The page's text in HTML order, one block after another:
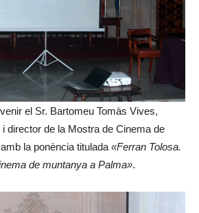
el Sr. Bartomeu Tomàs Vives,
director de la Mostra de Cinema de
la ponència titulada «Ferran Tolosa.
de muntanya a Palma».